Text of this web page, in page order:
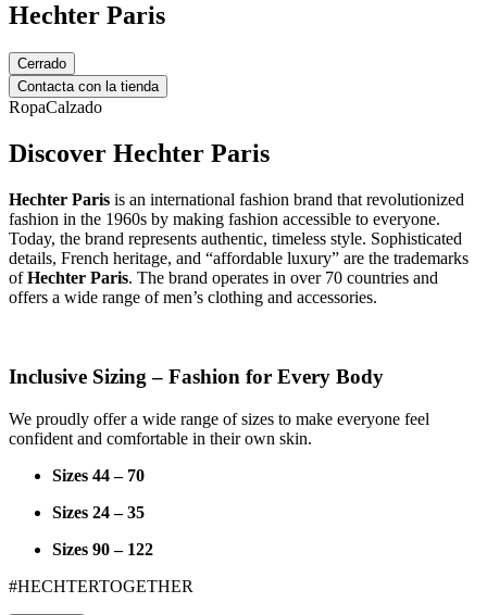
Hechter Paris
Cerrado
Contacta con la tienda
RopaCalzado
Discover Hechter Paris
Hechter Paris is an international fashion brand that revolutionized
fashion in the 1960s by making fashion accessible to everyone.
Today, the brand represents authentic, timeless style. Sophisticated
details, French heritage, and “affordable luxury” are the trademarks
ofHechter Paris. The brand operates in over 70 countries and
offers a wide range of men’s clothing and accessories.
Inclusive Sizing – Fashion for Every Body
We proudly offer a wide range of sizes to make everyone feel
confident and comfortable in their own skin.
Sizes 44 – 70
Sizes 24 – 35
Sizes 90 – 122
#HECHTERTOGETHER